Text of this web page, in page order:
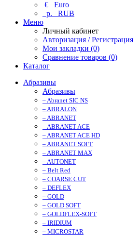
€ Euro
р. RUB
Меню
Личный кабинет
Авторизация / Регистрация
Мои закладки (0)
Сравнение товаров (0)
Каталог
Абразивы
Абразивы
– Abranet SIC NS
– ABRALON
– ABRANET
– ABRANET ACE
– ABRANET ACE HD
– ABRANET SOFT
– ABRANET MAX
– AUTONET
– Belt Red
– COARSE CUT
– DEFLEX
– GOLD
– GOLD SOFT
– GOLDFLEX-SOFT
– IRIDIUM
– MICROSTAR